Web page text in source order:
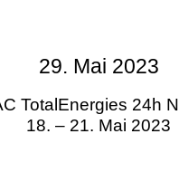
29. Mai 2023
TotalEnergies 24h
18. – 21. Mai 2023